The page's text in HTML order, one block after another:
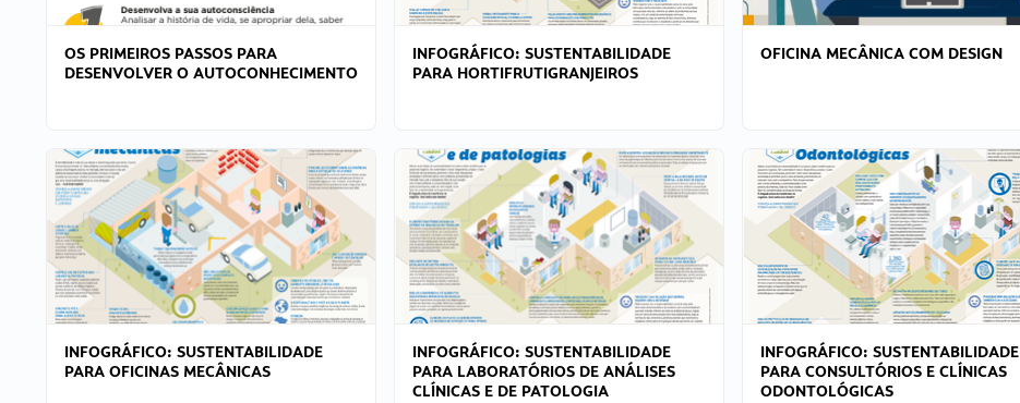
OS PRIMEIROS PASSOS PARA
DESENVOLVER O AUTOCONHECIMENTO
INFOGRÁFICO: SUSTENTABILIDADE
PARA HORTIFRUTIGRANJEIROS
OFICINA MECÂNICA COM DESIGN
INFOGRÁFICO: SUSTENTABILIDADE
PARA OFICINAS MECÂNICAS
INFOGRÁFICO: SUSTENTABILIDADE
PARA LABORATÓRIOS DE ANÁLISES
CLÍNICAS E DE PATOLOGIA
INFOGRÁFICO: SUSTENTABILIDADE
PARA CONSULTÓRIOS E CLÍNICAS
ODONTOLÓGICAS